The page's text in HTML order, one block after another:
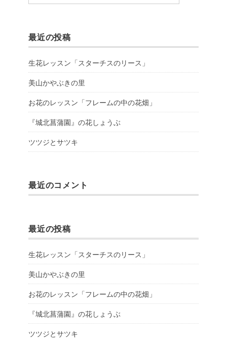
最近の投稿
生花レッスン「スターチスのリース」
美山かやぶきの里
お花のレッスン「フレームの中の花畑」
『城北菖蒲園』の花しょうぶ
ツツジとサツキ
最近のコメント
最近の投稿
生花レッスン「スターチスのリース」
美山かやぶきの里
お花のレッスン「フレームの中の花畑」
『城北菖蒲園』の花しょうぶ
ツツジとサツキ